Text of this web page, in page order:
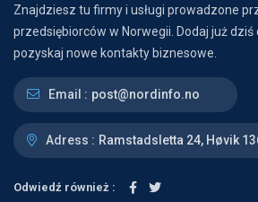
Znajdziesz tu firmy i usługi prowadzone
przedsiębiorców w Norwegii. Dodaj już dziś
pozyskaj nowe kontakty biznesowe.
Email : post@nordinfo.no
Adress : Ramstadsletta 24, Høvik
Odwiedź również :